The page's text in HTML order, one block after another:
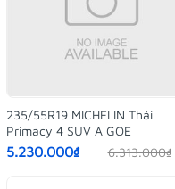
235/55R19 MICHELIN Thái
Primacy 4 SUV A GOE
5.230.000₫ 6.313.000₫